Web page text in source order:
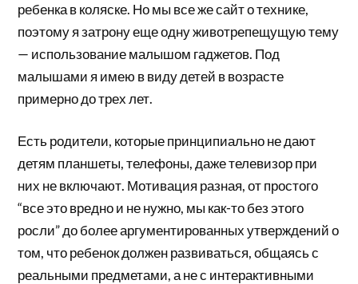
ребенка в коляске. Но мы все же сайт о технике,
поэтому я затрону еще одну животрепещущую тему
— использование малышом гаджетов. Под
малышами я имею в виду детей в возрасте
примерно до трех лет.
Есть родители, которые принципиально не дают
детям планшеты, телефоны, даже телевизор при
них не включают. Мотивация разная, от простого
“все это вредно и не нужно, мы как-то без этого
росли” до более аргументированных утверждений о
том, что ребенок должен развиваться, общаясь с
реальными предметами, а не с интерактивными